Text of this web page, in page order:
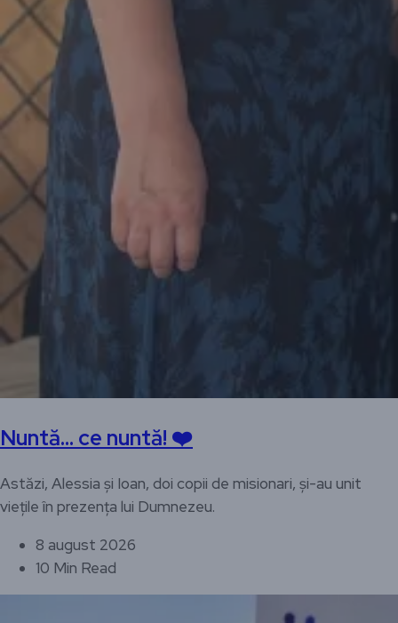
Nuntă… ce nuntă! ❤️
Astăzi, Alessia și Ioan, doi copii de misionari, și-au unit
viețile în prezența lui Dumnezeu.
8 august 2026
10 Min Read